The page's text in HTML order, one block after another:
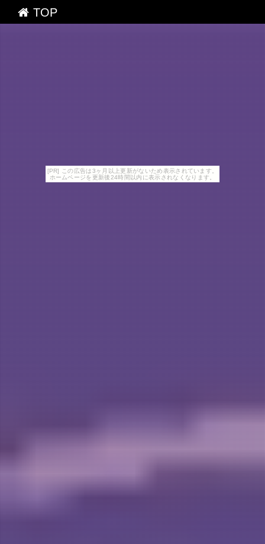
[PR] この広告は3ヶ月以上更新がないため表示されています。
ホームページを更新後24時間以内に表示されなくなります。
TOP